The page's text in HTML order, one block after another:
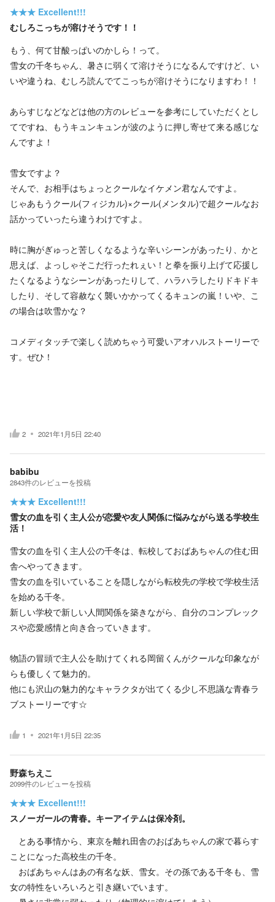
★★★ Excellent!!!
むしろこっちが溶けそうです！！
もう、何て甘酸っぱいのかしら！って。
雪女の千冬ちゃん、暑さに弱くて溶けそうになるんですけど、い
いや違うね、むしろ読んでてこっちが溶けそうになりますわ！！
あらすじなどなどは他の方のレビューを参考にしていただくとし
てですね、もうキュンキュンが波のように押し寄せて来る感じな
んですよ！
雪女ですよ？
そんで、お相手はちょっとクールなイケメン君なんですよ。
じゃあもうクール(フィジカル)×クール(メンタル)で超クールなお
話かっていったら違うわけですよ。
時に胸がぎゅっと苦しくなるような辛いシーンがあったり、かと
思えば、よっしゃそこだ行ったれぇい！と拳を振り上げて応援し
たくなるようなシーンがあったりして、ハラハラしたりドキドキ
したり、そして容赦なく襲いかかってくるキュンの嵐！いや、こ
の場合は吹雪かな？
コメディタッチで楽しく読めちゃう可愛いアオハルストーリーで
す。ぜひ！
2 2021年1月5日 22:40
babibu
2843件のレビューを投稿
★★★ Excellent!!!
雪女の血を引く主人公が恋愛や友人関係に悩みながら送る学校生
活！
雪女の血を引く主人公の千冬は、転校しておばあちゃんの住む田
舎へやってきます。
雪女の血を引いていることを隠しながら転校先の学校で学校生活
を始める千冬。
新しい学校で新しい人間関係を築きながら、自分のコンプレック
スや恋愛感情と向き合っていきます。
物語の冒頭で主人公を助けてくれる岡留くんがクールな印象なが
らも優しくて魅力的。
他にも沢山の魅力的なキャラクタが出てくる少し不思議な青春ラ
ブストーリーです☆
1 2021年1月5日 22:35
野森ちえこ
2099件のレビューを投稿
★★★ Excellent!!!
スノーガールの青春。キーアイテムは保冷剤。
とある事情から、東京を離れ田舎のおばあちゃんの家で暮らす
ことになった高校生の千冬。
おばあちゃんはあの有名な妖、雪女。その孫である千冬も、雪
女の特性をいろいろと引き継いでいます。